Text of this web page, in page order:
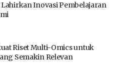
Lahirkan Inovasi Pembelajaran
Riset Multi-Omics untuk
Semakin Relevan